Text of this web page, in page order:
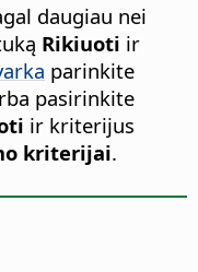
daugiau nei
Rikiuoti ir
parinkite
pasirinkite
ir kriterijus
kriterijai.